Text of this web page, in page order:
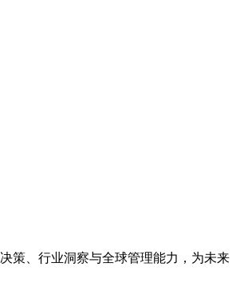
策、行业洞察与全球管理能力，为未来